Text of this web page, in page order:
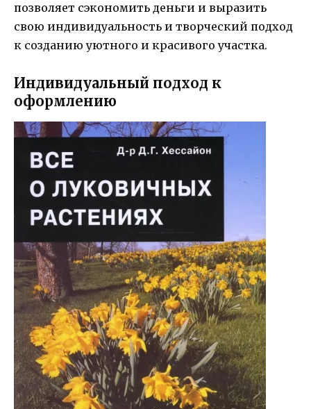
позволяет сэкономить деньги и выразить
свою индивидуальность и творческий подход
к созданию уютного и красивого участка.
Индивидуальный подход к
оформлению